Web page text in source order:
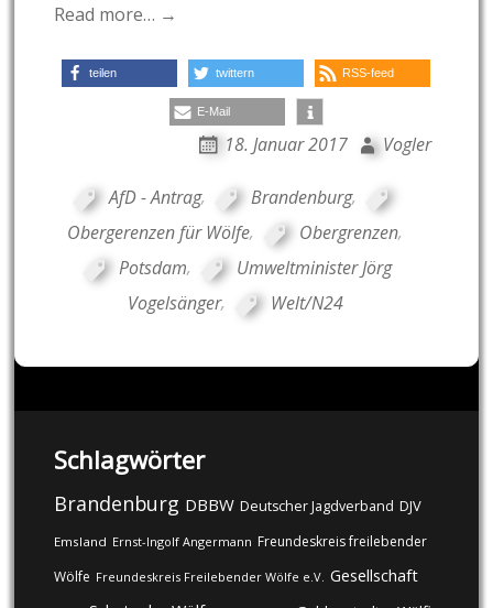
Read more… →
teilen twittern RSS-feed
E-Mail
18. Januar 2017 Vogler
AfD - Antrag, Brandenburg,
Obergerenzen für Wölfe, Obergrenzen,
Potsdam,
Umweltminister Jörg
Vogelsänger, Welt/N24
Schlagwörter
Brandenburg DBBW Deutscher Jagdverband DJV
Emsland Ernst-Ingolf Angermann Freundeskreis freilebender
Wölfe Freundeskreis Freilebender Wölfe e.V. Gesellschaft